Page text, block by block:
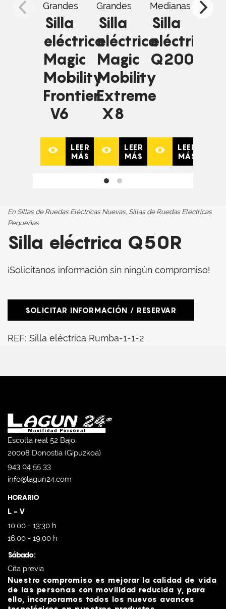
Grandes
Silla
eléctrica
Magic
Mobility
Frontier
V6
LEER
MÁS
Grandes
Silla
eléctrica
Magic
Mobility
Extreme
X8
LEER
MÁS
Medianas
Silla
eléctrica
Q200R
LEER
MÁS
En Sillas de Ruedas Eléctricas Nuevas, Sillas de Ruedas Eléctricas
Pequeñas
Silla eléctrica Q50R
¡Solicítanos información sin ningún compromiso!
SOLICITAR INFORMACIÓN / RESERVAR
REF: Silla eléctrica Rumba-1-1-2
Escolta real 52 Bajo.
20008 Donostia (Gipuzkoa)
943 04 55 33
info@lagun24.com
HORARIO
L - V
10:00 - 13:30 h
16:00 - 19:00 h
Sábado:
Cita previa
Nuestro compromiso es mejorar la calidad de vida
de las personas con movilidad reducida y, para
ello, incorporamos todos los nuevos avances